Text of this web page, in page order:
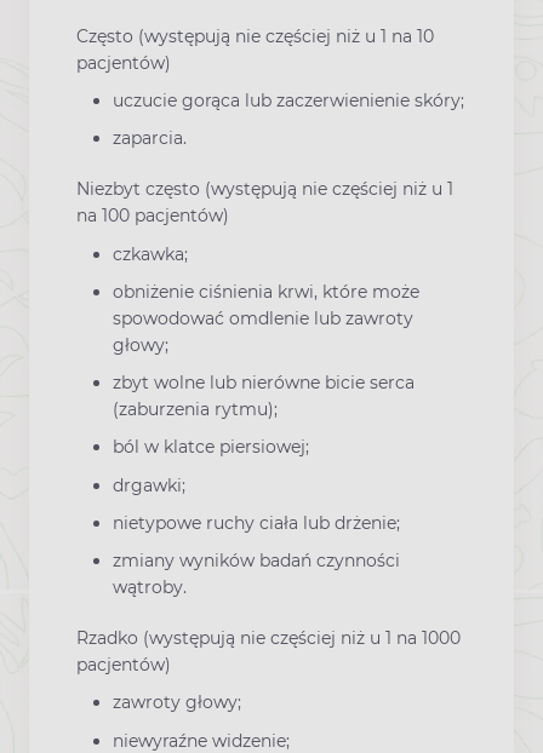
Często (występują nie częściej niż u 1 na 10
pacjentów)
uczucie gorąca lub zaczerwienienie skóry;
zaparcia.
Niezbyt często (występują nie częściej niż u 1
na 100 pacjentów)
czkawka;
obniżenie ciśnienia krwi, które może
spowodować omdlenie lub zawroty
głowy;
zbyt wolne lub nierówne bicie serca
(zaburzenia rytmu);
ból w klatce piersiowej;
drgawki;
nietypowe ruchy ciała lub drżenie;
zmiany wyników badań czynności
wątroby.
Rzadko (występują nie częściej niż u 1 na 1000
pacjentów)
zawroty głowy;
niewyraźne widzenie;